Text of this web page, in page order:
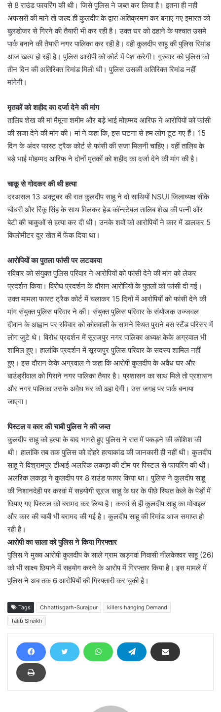
से 8 राउंड फायरिंग की थी। जिसे पुलिस ने जब्त कर लिया है। इतना ही नही
अफसरों की माने तो जल्द ही कुलदीप के द्वारा अतिक्रमण कर बनाए गए इमारत को
बुलडोजर से गिरने की तैयारी भी कर रही है। उक्त घर को ढहाने के पश्चात उसमे
पार्क बनाने की तैयारी नगर पालिका कर रही है। वही कुलदीप साहू की पुलिस रिमांड
आज खत्म हो रही है। पुलिस आरोपी को कोर्ट में पेश करेगी। गुरुवार को पुलिस को
तीन दिन की अतिरिक्त रिमांड मिली थी। पुलिस उसकी अतिरिक्त रिमांड नहीं
मांगेगी।
मृतकों को शहीद का दर्जा देने की मांग
तालिब शेख की मां मैमूना शमीम और बड़े भाई मोहम्मद आरिफ ने आरोपियों को फांसी
की सजा देने की मांग की। मां ने कहा कि, इस घटना से हम लोग टूट गए हैं। 15
दिन के अंदर फास्ट ट्रैक कोर्ट से फांसी की सजा मिलनी चाहिए। वहीं तालिब के
बड़े भाई मोहम्मद आरिफ ने दोनों मृतकों को शहीद का दर्जा देने की मांग की है।
चाकू से गोदकर की थी हत्या
दरअसल 13 अक्टूबर की रात कुलदीप साहू ने दो साथियों NSUI जिलाध्यक्ष सीके
चौधरी और रिंकू सिंह के साथ मिलकर हेड कॉन्स्टेबल तालिब शेख की पत्नी और
बेटी की चाकुओं से हत्या कर दी थी। उनके शवों को आरोपियों ने कार में डालकर 5
किलोमीटर दूर खेत में फेंक दिया था।
आरोपियों का पुतला फांसी पर लटकाया
रविवार को संयुक्त पुलिस परिवार ने आरोपियों को फांसी देने की मांग को लेकर
प्रदर्शन किया। विरोध प्रदर्शन के दौरान आरोपियों के पुतलों को फांसी दी गई।
उक्त मामला फास्ट ट्रैक कोर्ट में चलाकर 15 दिनों में आरोपियों को फांसी देने की
मांग संयुक्त पुलिस परिवार ने की। संयुक्त पुलिस परिवार के संयोजक उज्जवल
दीवान के आह्वान पर रविवार को कोतवाली के सामने स्थित पुराने बस स्टैंड परिसर में
लोग जुटे थे। विरोध प्रदर्शन में सूरजपुर नगर पालिका अध्यक्ष केके अग्रवाल भी
शामिल हुए। हालांकि प्रदर्शन में सूरजपुर पुलिस परिवार के सदस्य शामिल नहीं
हुए। इस दौरान केके अग्रवाल ने कहा कि आरोपी कुलदीप के अवैध घर और
बाउंड्रीवाल को गिराने नगर पालिका तैयार है। प्रशासन का साथ मिले तो प्रशासन
और नगर पालिका उसके अवैध घर को ढहा देगी। उस जगह पर पार्क बनाया
जाएगा।
पिस्टल व कार की चाबी पुलिस ने की जब्त
कुलदीप साहू को हत्या के बाद भागते हुए पुलिस ने रात में पकड़ने की कोशिश की
थी। हालांकि तब तक पुलिस को दोहरे हत्याकांड की जानकारी ही नहीं थी। कुलदीप
साहू ने विश्रामपुर टीआई अलरिक लकड़ा की टीम पर पिस्टल से फायरिंग की थी।
अलरिक लकड़ा ने कुलदीप पर 8 राउंड फायर किया था। पुलिस ने कुलदीप साहू
की निशानदेही पर करवां में सहयोगी सूरज साहू के घर के पीछे स्थित केले के पेड़ों में
छिपाए गए पिस्टल को बरामद कर लिया है। करवां से ही कुलदीप साहू का मोबाइल
और कार की चाबी भी बरामद की गई है। कुलदीप साहू की रिमांड आज समाप्त हो
रही है।
आरोपी का साला को पुलिस ने किया गिरफ्तार
पुलिस ने मुख्य आरोपी कुलदीप के साले ग्राम खड़गवां निवासी नीलकेश्वर साहू (26)
को भी साक्ष्य छिपाने में सहयोग करने के आरोप में गिरफ्तार किया है। इस मामले में
पुलिस ने अब तक 6 आरोपियों की गिरफ्तारी कर चुकी है।
Tags Chhattisgarh-Surajpur
killers hanging Demand
Talib Sheikh